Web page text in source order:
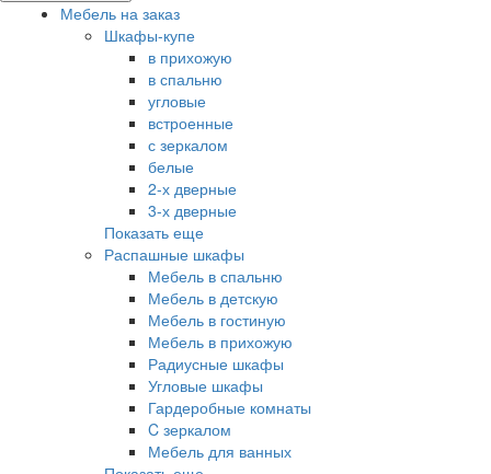
Мебель на заказ
Шкафы-купе
в прихожую
в спальню
угловые
встроенные
с зеркалом
белые
2-х дверные
3-х дверные
Показать еще
Распашные шкафы
Мебель в спальню
Мебель в детскую
Мебель в гостиную
Мебель в прихожую
Радиусные шкафы
Угловые шкафы
Гардеробные комнаты
C зеркалом
Мебель для ванных